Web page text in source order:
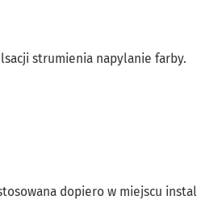
strumienia napylanie farby.
dopiero w miejscu